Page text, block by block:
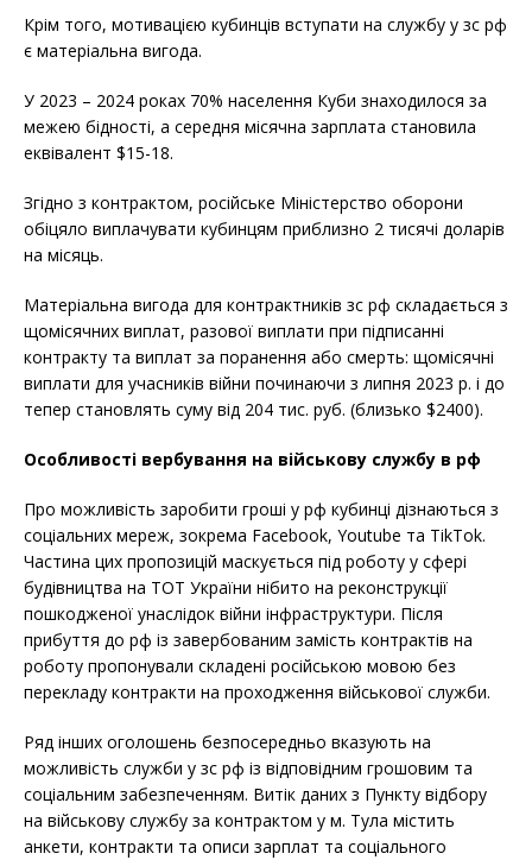
Крім того, мотивацією кубинців вступати на службу у зс рф
є матеріальна вигода.
У 2023 – 2024 роках 70% населення Куби знаходилося за
межею бідності, а середня місячна зарплата становила
еквівалент $15-18.
Згідно з контрактом, російське Міністерство оборони
обіцяло виплачувати кубинцям приблизно 2 тисячі доларів
на місяць.
Матеріальна вигода для контрактників зс рф складається з
щомісячних виплат, разової виплати при підписанні
контракту та виплат за поранення або смерть: щомісячні
виплати для учасників війни починаючи з липня 2023 р. і до
тепер становлять суму від 204 тис. руб. (близько $2400).
Особливості вербування на військову службу в рф
Про можливість заробити гроші у рф кубинці дізнаються з
соціальних мереж, зокрема Facebook, Youtube та TikTok.
Частина цих пропозицій маскується під роботу у сфері
будівництва на ТОТ України нібито на реконструкції
пошкодженої унаслідок війни інфраструктури. Після
прибуття до рф із завербованим замість контрактів на
роботу пропонували складені російською мовою без
перекладу контракти на проходження військової служби.
Ряд інших оголошень безпосередньо вказують на
можливість служби у зс рф із відповідним грошовим та
соціальним забезпеченням. Витік даних з Пункту відбору
на військову службу за контрактом у м. Тула містить
анкети, контракти та описи зарплат та соціального